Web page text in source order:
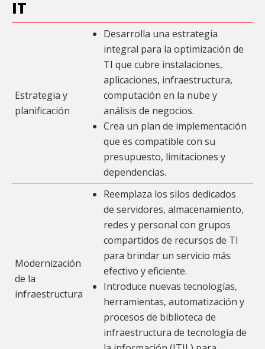
IT
Estrategia y
planificación
Desarrolla una estrategia
integral para la optimización de
TI que cubre instalaciones,
aplicaciones, infraestructura,
computación en la nube y
análisis de negocios.
Crea un plan de implementación
que es compatible con su
presupuesto, limitaciones y
dependencias.
Modernización
de la
infraestructura
Reemplaza los silos dedicados
de servidores, almacenamiento,
redes y personal con grupos
compartidos de recursos de TI
para brindar un servicio más
efectivo y eficiente.
Introduce nuevas tecnologías,
herramientas, automatización y
procesos de biblioteca de
infraestructura de tecnología de